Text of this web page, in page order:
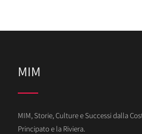
MIM
MIM, Storie, Culture e Successi dalla
Principato e la Riviera.